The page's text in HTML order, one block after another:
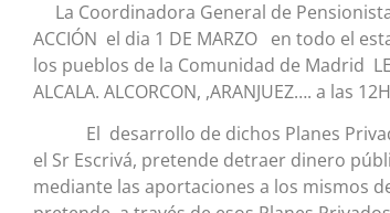
La Coordinadora General de
ACCIÓN el dia 1 DE MARZO en todo el
los pueblos de la Comunidad de Madrid
ALCALA. ALCORCON, ,ARANJUEZ…. a las
El desarrollo de dichos Planes
el Sr Escrivá, pretende detraer dinero
mediante las aportaciones a los mismos